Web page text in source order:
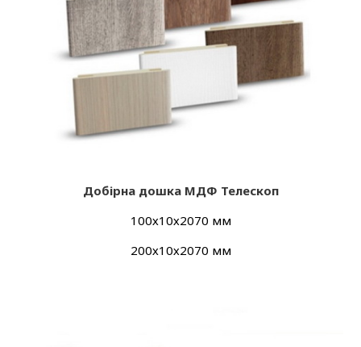
Добірна дошка МДФ Телескоп
100х10х2070 мм
200х10х2070 мм